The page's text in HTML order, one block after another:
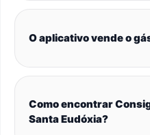
O aplicativo vende o
Como encontrar
Santa Eudóxia?